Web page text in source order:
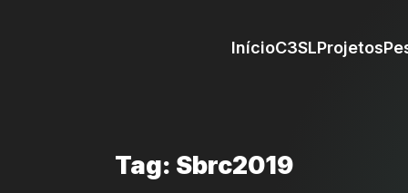
InícioC3SLProjetos
Tag: Sbrc2019